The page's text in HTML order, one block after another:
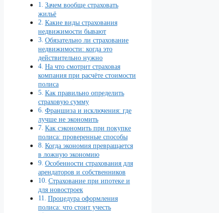
Зачем вообще страховать
жильё
Какие виды страхования
недвижимости бывают
Обязательно ли страхование
недвижимости: когда это
действительно нужно
На что смотрит страховая
компания при расчёте стоимости
полиса
Как правильно определить
страховую сумму
Франшиза и исключения: где
лучше не экономить
Как сэкономить при покупке
полиса: проверенные способы
Когда экономия превращается
в ложную экономию
Особенности страхования для
арендаторов и собственников
Страхование при ипотеке и
для новостроек
Процедура оформления
полиса: что стоит учесть